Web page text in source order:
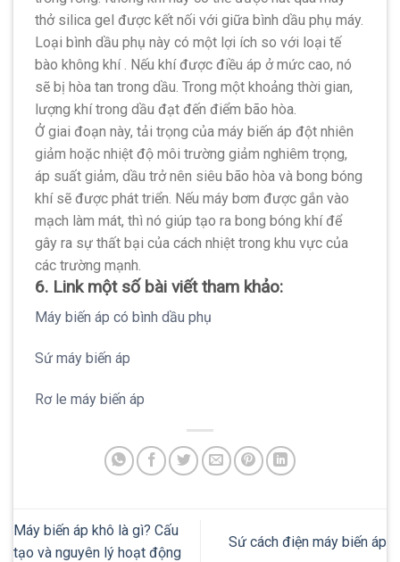
thở silica gel được kết nối với giữa bình dầu phụ máy.
Loại bình dầu phụ này có một lợi ích so với loại tế
bào không khí . Nếu khí được điều áp ở mức cao, nó
sẽ bị hòa tan trong dầu. Trong một khoảng thời gian,
lượng khí trong dầu đạt đến điểm bão hòa.
Ở giai đoạn này, tải trọng của máy biến áp đột nhiên
giảm hoặc nhiệt độ môi trường giảm nghiêm trọng,
áp suất giảm, dầu trở nên siêu bão hòa và bong bóng
khí sẽ được phát triển. Nếu máy bơm được gắn vào
mạch làm mát, thì nó giúp tạo ra bong bóng khí để
gây ra sự thất bại của cách nhiệt trong khu vực của
các trường mạnh.
6. Link một số bài viết tham khảo:
Máy biến áp có bình dầu phụ
Sứ máy biến áp
Rơ le máy biến áp
Máy biến áp khô là gì? Cấu
tạo và nguyên lý hoạt động
Sứ cách điện máy biến áp